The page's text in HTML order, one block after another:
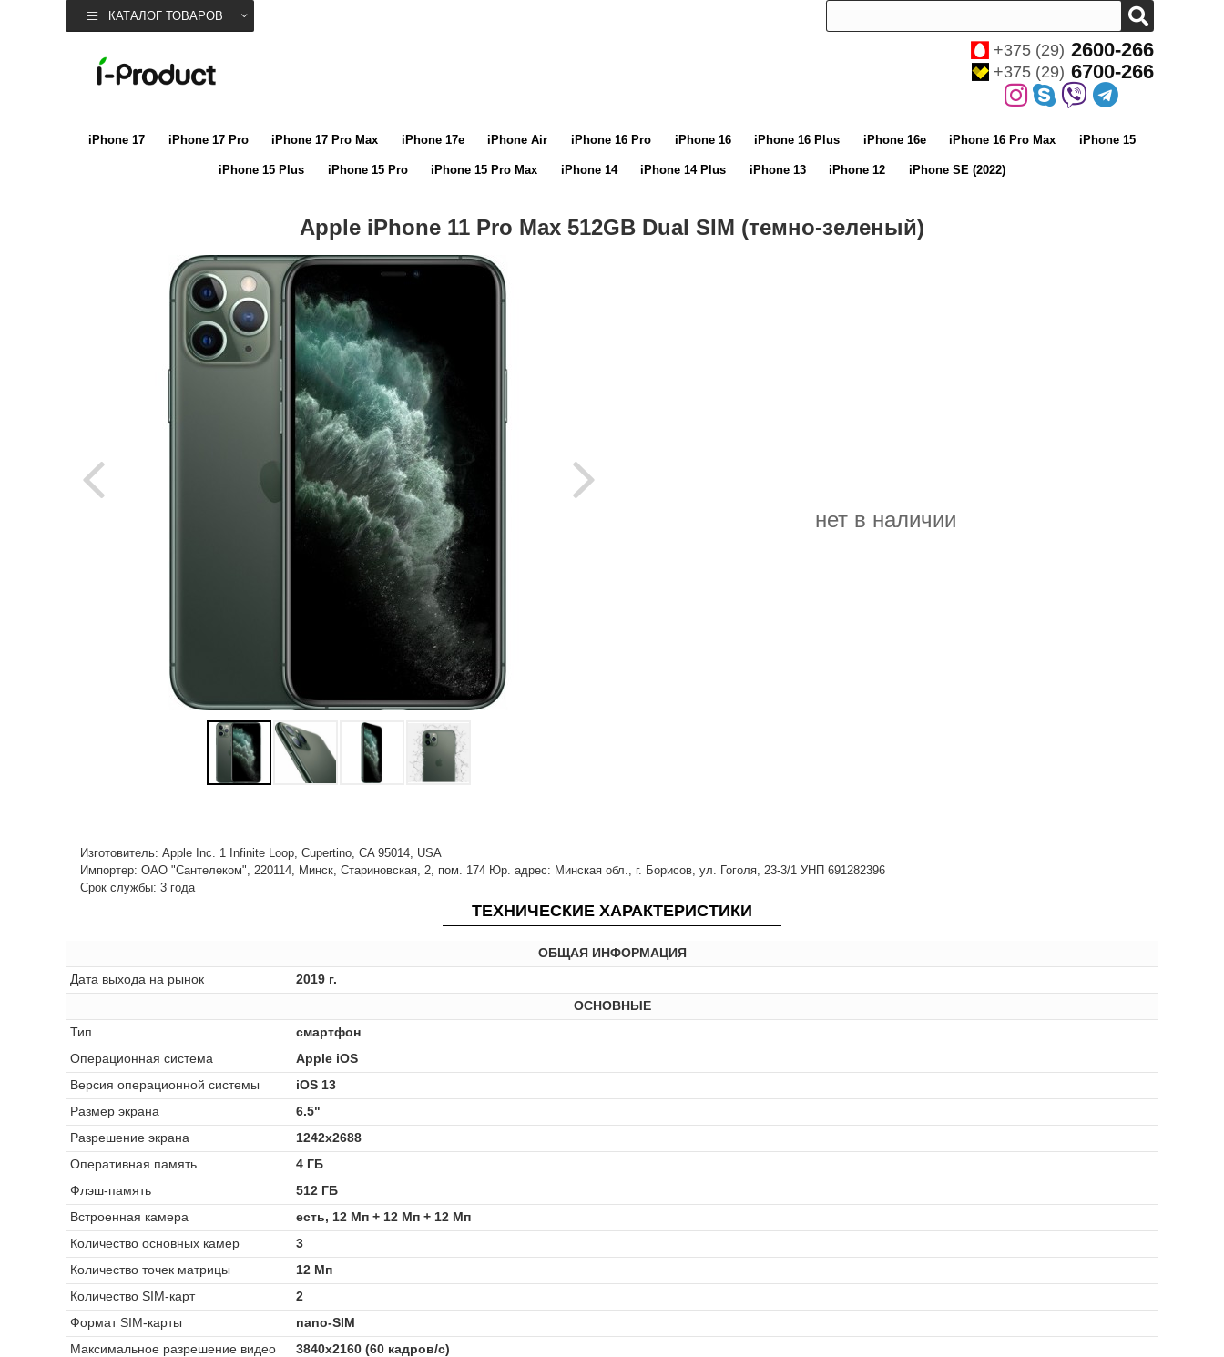
КАТАЛОГ ТОВАРОВ
+375 (29) 2600-266
+375 (29) 6700-266
iPhone 17 iPhone 17 Pro iPhone 17 Pro Max iPhone 17e iPhone Air iPhone 16 Pro iPhone 16 iPhone 16 Plus iPhone 16e iPhone 16 Pro Max iPhone 15
iPhone 15 Plus iPhone 15 Pro iPhone 15 Pro Max iPhone 14 iPhone 14 Plus iPhone 13 iPhone 12 iPhone SE (2022)
Apple iPhone 11 Pro Max 512GB Dual SIM (темно-зеленый)
нет в наличии
Изготовитель: Apple Inc. 1 Infinite Loop, Cupertino, CA 95014, USA
Импортер: ОАО "Сантелеком", 220114, Минск, Стариновская, 2, пом. 174 Юр. адрес: Минская обл., г. Борисов, ул. Гоголя, 23-3/1 УНП 691282396
Срок службы: 3 года
ТЕХНИЧЕСКИЕ ХАРАКТЕРИСТИКИ
ОБЩАЯ ИНФОРМАЦИЯ
Дата выхода на рынок
2019 г.
ОСНОВНЫЕ
Тип
смартфон
Операционная система
Apple iOS
Версия операционной системы
iOS 13
Размер экрана
6.5"
Разрешение экрана
1242x2688
Оперативная память
4 ГБ
Флэш-память
512 ГБ
Встроенная камера
есть, 12 Мп + 12 Мп + 12 Мп
Количество основных камер
3
Количество точек матрицы
12 Мп
Количество SIM-карт
2
Формат SIM-карты
nano-SIM
Максимальное разрешение видео
3840x2160 (60 кадров/с)